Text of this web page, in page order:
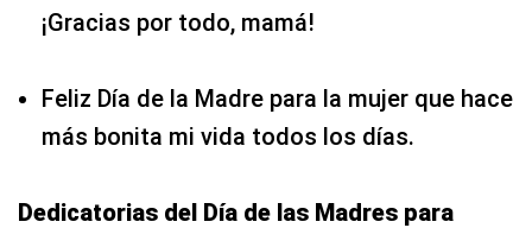
¡Gracias por todo, mamá!
Feliz Día de la Madre para la mujer que hace
más bonita mi vida todos los días.
Dedicatorias del Día de las Madres para